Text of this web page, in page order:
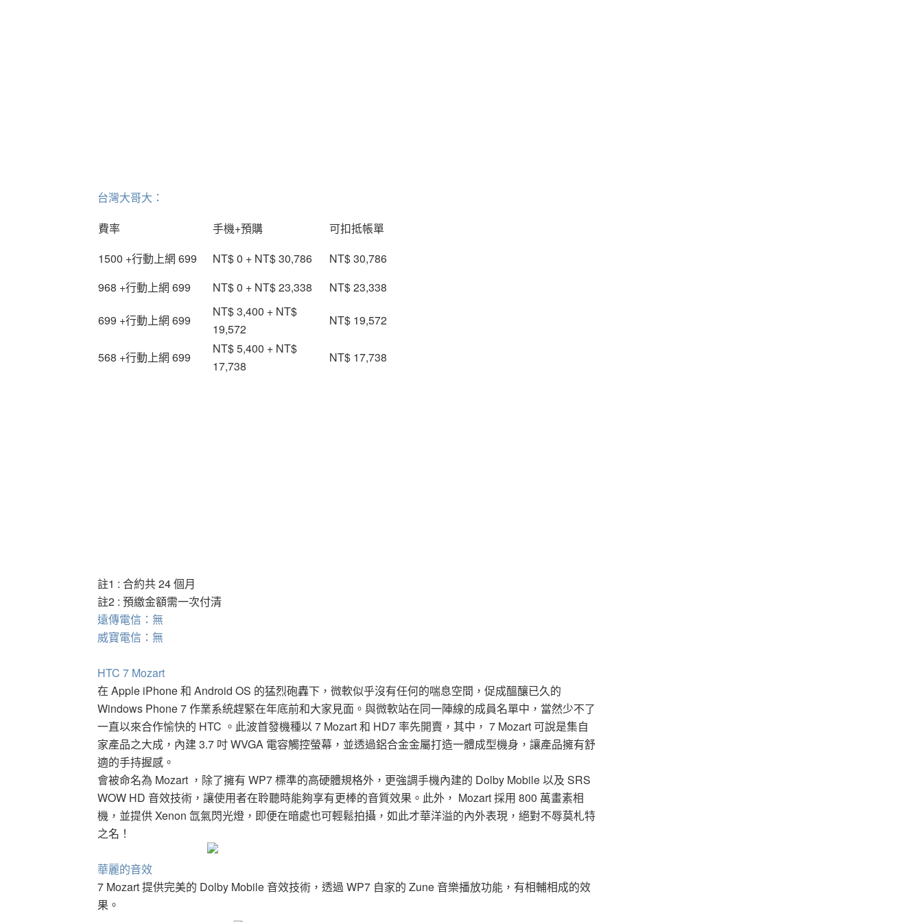
台灣大哥大：
費率
手機+預購
可扣抵帳單
1500 +行動上網 699
NT$ 0 + NT$ 30,786
NT$ 30,786
968 +行動上網 699
NT$ 0 + NT$ 23,338 NT$ 23,338
699 +行動上網 699
NT$ 3,400 + NT$
19,572
NT$ 19,572
568 +行動上網 699
NT$ 5,400 + NT$
17,738
NT$ 17,738
註1 : 合約共 24 個月
註2 : 預繳金額需一次付清
遠傳電信：無
威寶電信：無
HTC 7 Mozart
在 Apple iPhone 和 Android OS 的猛烈砲轟下，微軟似乎沒有任何的喘息空間，促成醞釀已久的
Windows Phone 7 作業系統趕緊在年底前和大家見面。與微軟站在同一陣線的成員名單中，當然少不了
一直以來合作愉快的 HTC 。此波首發機種以 7 Mozart 和 HD7 率先開賣，其中， 7 Mozart 可說是集自
家產品之大成，內建 3.7 吋 WVGA 電容觸控螢幕，並透過鋁合金金屬打造一體成型機身，讓產品擁有舒
適的手持握感。
會被命名為 Mozart ，除了擁有 WP7 標準的高硬體規格外，更強調手機內建的 Dolby Mobile 以及 SRS
WOW HD 音效技術，讓使用者在聆聽時能夠享有更棒的音質效果。此外， Mozart 採用 800 萬畫素相
機，並提供 Xenon 氙氣閃光燈，即便在暗處也可輕鬆拍攝，如此才華洋溢的內外表現，絕對不辱莫札特
之名！
華麗的音效
7 Mozart 提供完美的 Dolby Mobile 音效技術，透過 WP7 自家的 Zune 音樂播放功能，有相輔相成的效
果。